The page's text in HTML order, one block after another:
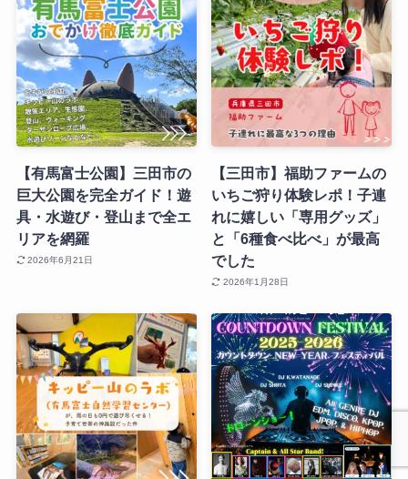
【有馬富士公園】三田市の
巨大公園を完全ガイド！遊
具・水遊び・登山まで全エ
リアを網羅
2026年6月21日
【三田市】福助ファームの
いちご狩り体験レポ！子連
れに嬉しい「専用グッズ」
と「6種食べ比べ」が最高
でした
2026年1月28日